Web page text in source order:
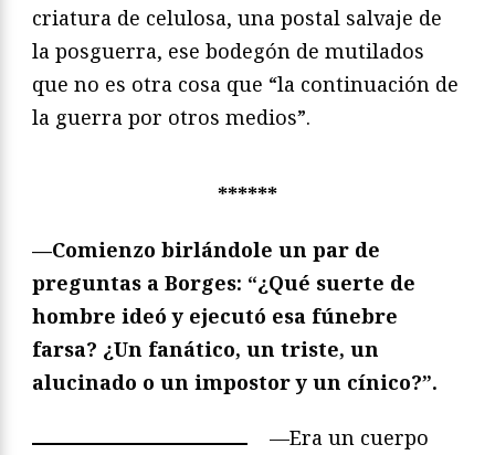
criatura de celulosa, una postal salvaje de
la posguerra, ese bodegón de mutilados
que no es otra cosa que “la continuación de
la guerra por otros medios”.
******
—Comienzo birlándole un par de
preguntas a Borges: “¿Qué suerte de
hombre ideó y ejecutó esa fúnebre
farsa? ¿Un fanático, un triste, un
alucinado o un impostor y un cínico?”.
—Era un cuerpo